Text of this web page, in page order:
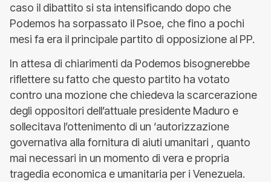
caso il dibattito si sta intensificando dopo che
Podemos ha sorpassato il Psoe, che fino a pochi
mesi fa era il principale partito di opposizione al PP.
In attesa di chiarimenti da Podemos bisognerebbe
riflettere su fatto che questo partito ha votato
contro una mozione che chiedeva la scarcerazione
degli oppositori dell’attuale presidente Maduro e
sollecitava l’ottenimento di un ‘autorizzazione
governativa alla fornitura di aiuti umanitari , quanto
mai necessari in un momento di vera e propria
tragedia economica e umanitaria per i Venezuela.